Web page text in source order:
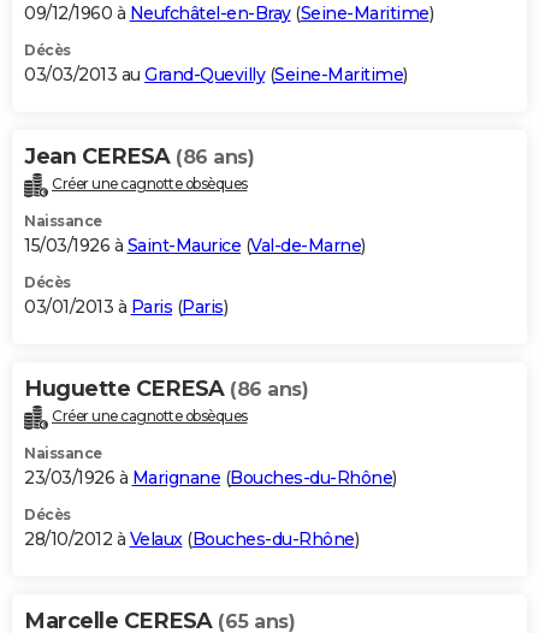
09/12/1960 à Neufchâtel-en-Bray(Seine-Maritime)
Décès
03/03/2013 au Grand-Quevilly(Seine-Maritime)
Jean CERESA (86 ans)
Créer une cagnotte obsèques
Naissance
15/03/1926 à Saint-Maurice (Val-de-Marne)
Décès
03/01/2013 à Paris (Paris)
Huguette CERESA (86 ans)
Créer une cagnotte obsèques
Naissance
23/03/1926 à Marignane (Bouches-du-Rhône)
Décès
28/10/2012 à Velaux(Bouches-du-Rhône)
Marcelle CERESA (65 ans)